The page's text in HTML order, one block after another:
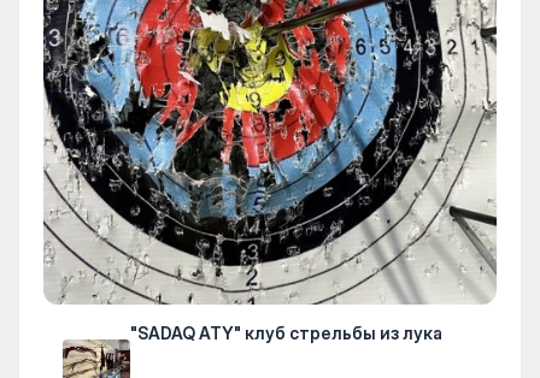
"SADAQ ATY" клуб стрельбы из лука